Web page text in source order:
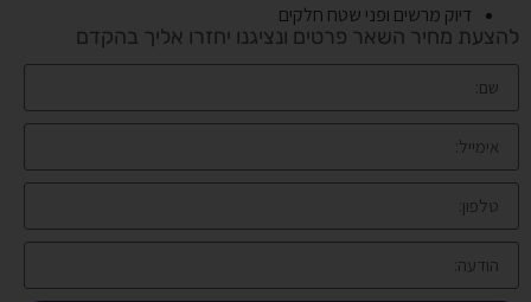
דיוק מרשים ופני שטח חלקים
להצעת מחיר השאר פרטים ונציגנו יחזרו אליך בהקדם